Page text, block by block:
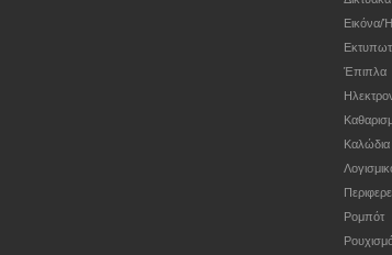
Εικόνα/
Έπιπλα
Καλώδια
Ρομπότ